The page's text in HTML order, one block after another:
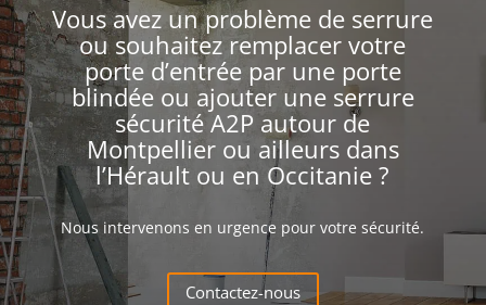
Vous avez un problème de serrure
ou souhaitez remplacer votre
porte d’entrée par une porte
blindée ou ajouter une serrure
sécurité A2P autour de
Montpellier ou ailleurs dans
l’Hérault ou en Occitanie ?
Nous intervenons en urgence pour votre sécurité.
Contactez-nous